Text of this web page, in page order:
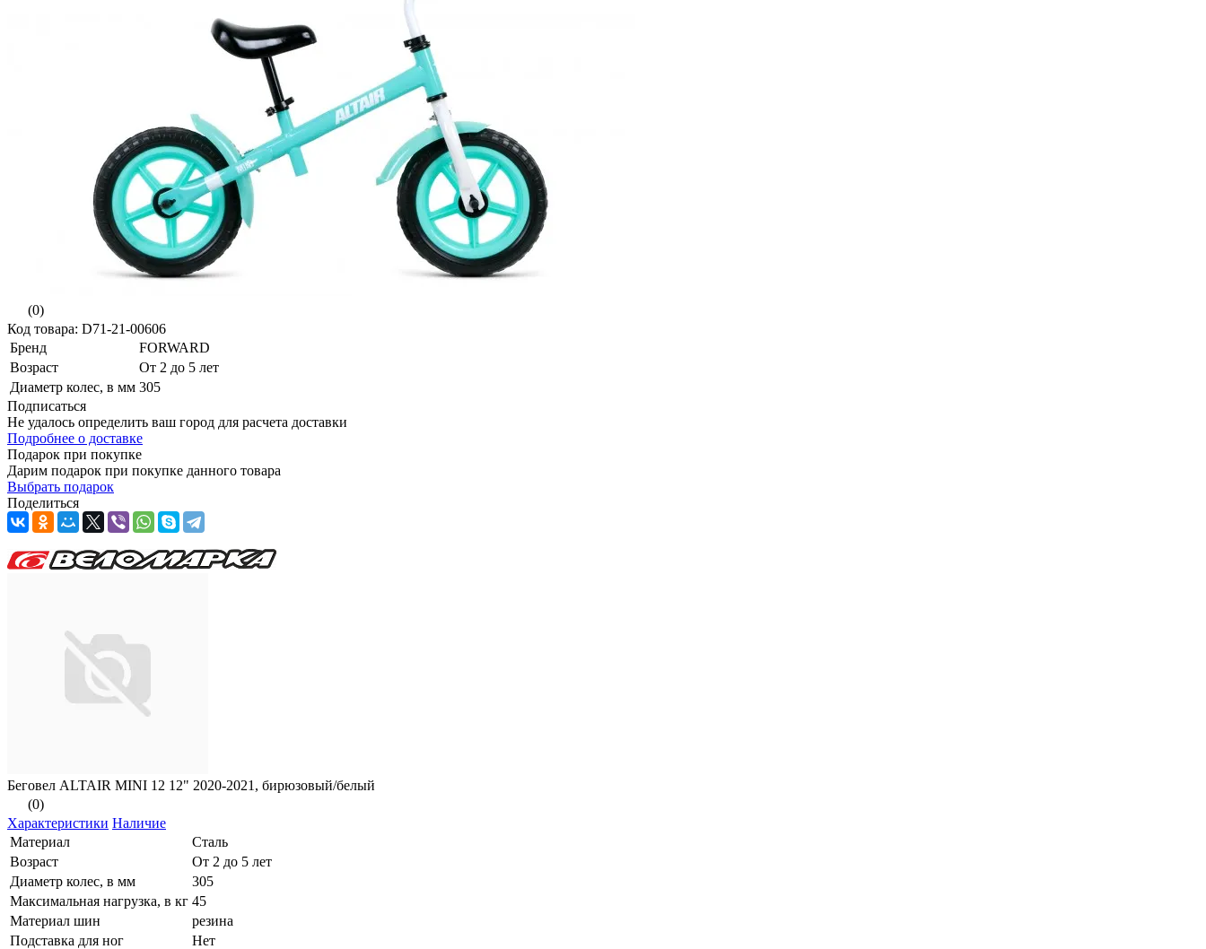
(0)
Код товара: D71-21-00606
Бренд
FORWARD
Возраст
От 2 до 5 лет
Диаметр колес, в мм 305
Подписаться
Не удалось определить ваш город для расчета доставки
Подробнее о доставке
Подарок при покупке
Дарим подарок при покупке данного товара
Выбрать подарок
Поделиться
Беговел ALTAIR MINI 12 12" 2020-2021, бирюзовый/белый
(0)
Характеристики Наличие
Материал
Сталь
Возраст
От 2 до 5 лет
Диаметр колес, в мм
305
Максимальная нагрузка, в кг 45
Материал шин
резина
Подставка для ног
Нет